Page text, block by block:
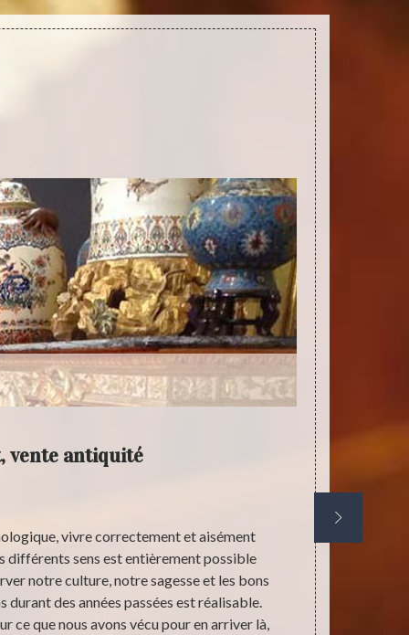
vente antiquité
vivre correctement et aisément
différents sens est entièrement possible
notre culture, notre sagesse et les bons
des années passées est réalisable.
ce que nous avons vécu pour en arriver là,